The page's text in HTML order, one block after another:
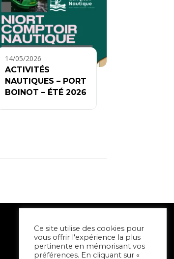
14/05/2026
ACTIVITÉS
NAUTIQUES – PORT
BOINOT – ÉTÉ 2026
Ce site utilise des cookies pour
vous offrir l'expérience la plus
pertinente en mémorisant vos
préférences. En cliquant sur «